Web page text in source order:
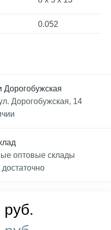
0.052
Дорогобужская
Дорогобужская, 14
оптовые склады
руб.